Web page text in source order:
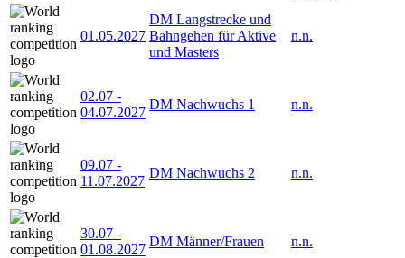
01.05.2027
DM Langstrecke und
Bahngehen für Aktive
und Masters
n.n.
02.07 -
04.07.2027
DM Nachwuchs 1 n.n.
09.07 -
11.07.2027
DM Nachwuchs 2 n.n.
30.07 -
01.08.2027
DM Männer/Frauen n.n.